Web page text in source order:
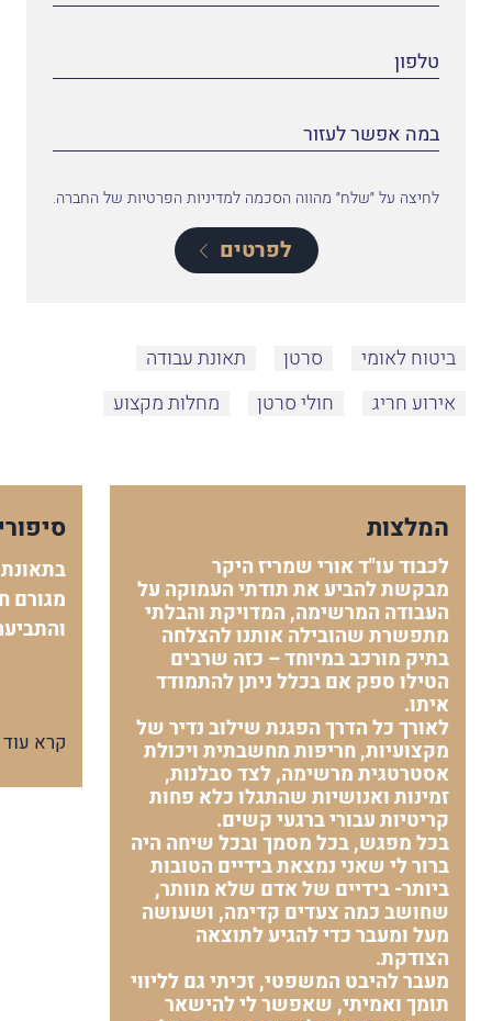
לחיצה על ״שלח״ מהווה הסכמה למדיניות הפרטיות של החברה.
לפרטים
ביטוח לאומי סרטן
תאונת עבודה
אירוע חריג
חולי סרטן מחלות מקצוע
המלצות
לכבוד עו"ד אורי שמריז היקר
מבקשת להביע את תודתי העמוקה על
העבודה המרשימה, המדויקת והבלתי
מתפשרת שהובילה אותנו להצלחה
בתיק מורכב במיוחד – כזה שרבים
הטילו ספק אם בכלל ניתן להתמודד
איתו.
לאורך כל הדרך הפגנת שילוב נדיר של
מקצועיות, חריפות מחשבתית ויכולת
אסטרטגית מרשימה, לצד סבלנות,
זמינות ואנושיות שהתגלו כלא פחות
קריטיות עבורי ברגעי קשים.
בכל מפגש, בכל מסמך ובכל שיחה היה
ברור לי שאני נמצאת בידיים הטובות
ביותר- בידיים של אדם שלא מוותר,
שחושב כמה צעדים קדימה, ושעושה
מעל ומעבר כדי להגיע לתוצאה
הצודקת.
מעבר להיבט המשפטי, זכיתי גם לליווי
תומך ואמיתי, שאפשר לי להישאר
מגורם
קרא עוד